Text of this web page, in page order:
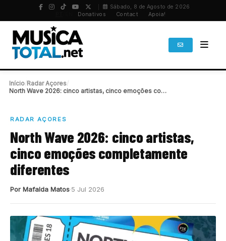
Sábado, 8 de Agosto de 2026
Donativos Contact Apoia!
Início Radar Açores
North Wave 2026: cinco artistas, cinco emoções completamente…
RADAR AÇORES
North Wave 2026: cinco artistas,
cinco emoções completamente
diferentes
Por Mafalda Matos 5 Jul 2026